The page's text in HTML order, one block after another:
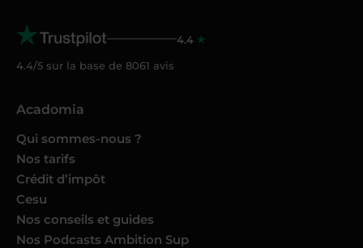
4.4
4.4/5 sur la base de 8061 avis
Acadomia
Qui sommes-nous ?
Nos tarifs
Crédit d’impôt
Cesu
Nos conseils et guides
Nos Podcasts Ambition Sup